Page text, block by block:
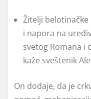
Žitelji
i napora na
svetog Romana i
kaže sveštenik
On dodaje, da je